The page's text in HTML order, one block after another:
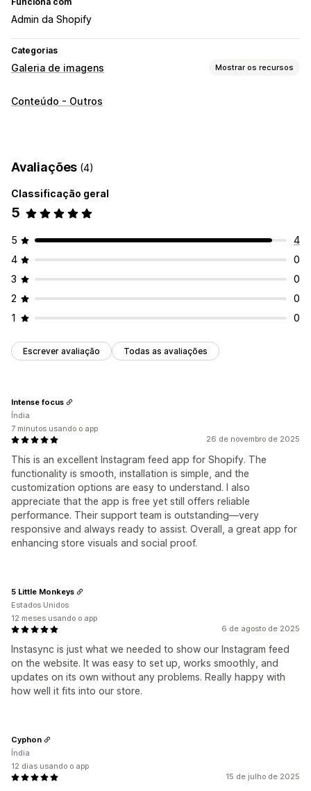
Admin da Shopify
Categorias
Galeria de imagens Mostrar os recursos
Tipos de galeria
Personalização
Responsividade para dispositivos móveis
Conteúdo - Outros
Avaliações (4)
Classificação geral
5
5
4
4
0
3
0
2
0
1
0
Escrever avaliação Todas as avaliações
26 de novembro de 2025
This is an excellent Instagram feed app for Shopify. The
functionality is smooth, installation is simple, and the
customization options are easy to understand. I also
appreciate that the app is free yet still offers reliable
performance. Their support team is outstanding—very
responsive and always ready to assist. Overall, a great app for
enhancing store visuals and social proof.
Intense focus
Índia
7 minutos usando o app
6 de agosto de 2025
Instasync is just what we needed to show our Instagram feed
on the website. It was easy to set up, works smoothly, and
updates on its own without any problems. Really happy with
how well it fits into our store.
5 Little Monkeys
Estados Unidos
12 meses usando o app
15 de julho de 2025
Cyphon
Índia
12 dias usando o app